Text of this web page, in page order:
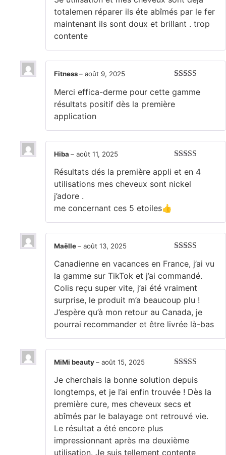
totalemen réparer ils éte abîmés par le fer
maintenant ils sont doux et brillant . trop
contente
Fitness– août 9, 2025
Merci effica-derme pour cette gamme
résultats positif dès la première
application
Hiba – août 11, 2025
Résultats dés la première appli et en 4
utilisations mes cheveux sont nickel
j’adore .
me concernant ces 5 etoiles👍
Maëlle– août 13, 2025
Canadienne en vacances en France, j’ai vu
la gamme sur TikTok et j’ai commandé.
Colis reçu super vite, j’ai été vraiment
surprise, le produit m’a beaucoup plu !
J’espère qu’à mon retour au Canada, je
pourrai recommander et être livrée là-bas
MiMi beauty– août 15, 2025
Je cherchais la bonne solution depuis
longtemps, et je l’ai enfin trouvée ! Dès la
première cure, mes cheveux secs et
abîmés par le balayage ont retrouvé vie.
Le résultat a été encore plus
impressionnant après ma deuxième
utilisation. Je suis tellement contente